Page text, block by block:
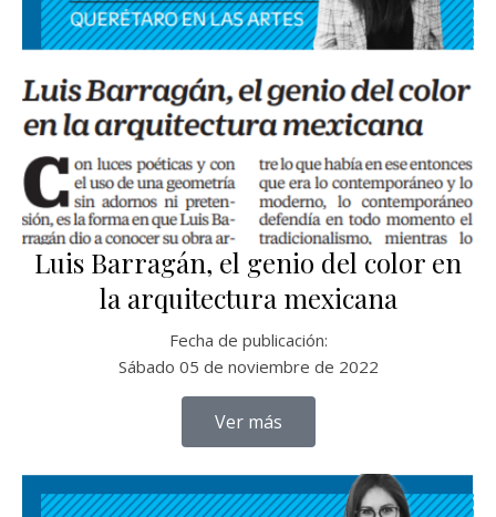
Luis Barragán, el genio del color en
la arquitectura mexicana
Fecha de publicación:
Sábado 05 de noviembre de 2022
Ver más